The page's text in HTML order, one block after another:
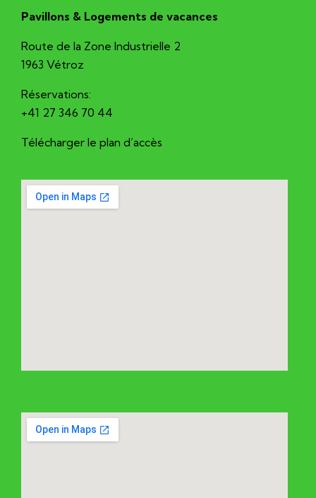
Pavillons & Logements de vacances
Route de la Zone Industrielle 2
1963 Vétroz
Réservations:
+41 27 346 70 44
Télécharger le plan d’accès